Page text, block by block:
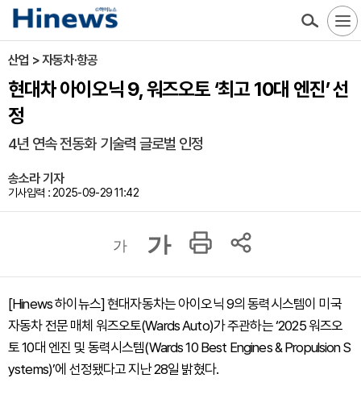
산업 > 자동차·항공
현대차 아이오닉 9, 워즈오토 ‘최고 10대 엔진’ 선
정
4년 연속 전동화 기술력 글로벌 인정
송소라 기자
기사입력 : 2025-09-29 11:42
가 가
[Hinews 하이뉴스] 현대자동차는 아이오닉 9의 동력시스템이 미국
자동차 전문 매체 워즈오토(Wards Auto)가 주관하는 ‘2025 워즈오
토 10대 엔진 및 동력시스템(Wards 10 Best Engines & Propulsion S
ystems)’에 선정됐다고 지난 28일 밝혔다.